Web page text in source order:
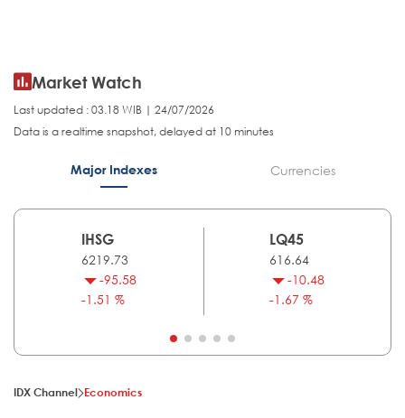
Market Watch
Last updated : 03.18 WIB | 24/07/2026
Data is a realtime snapshot, delayed at 10 minutes
Major Indexes Currencies
IHSG
6219.73
-95.58
-1.51 %
LQ45
616.64
-10.48
-1.67 %
IDX Channel Economics